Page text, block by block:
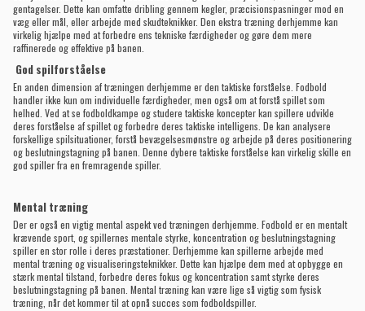
gentagelser. Dette kan omfatte dribling gennem kegler, præcisionspasninger mod en
væg eller mål, eller arbejde med skudteknikker. Den ekstra træning derhjemme kan
virkelig hjælpe med at forbedre ens tekniske færdigheder og gøre dem mere
raffinerede og effektive på banen.
God spilforståelse
En anden dimension af træningen derhjemme er den taktiske forståelse. Fodbold
handler ikke kun om individuelle færdigheder, men også om at forstå spillet som
helhed. Ved at se fodboldkampe og studere taktiske koncepter kan spillere udvikle
deres forståelse af spillet og forbedre deres taktiske intelligens. De kan analysere
forskellige spilsituationer, forstå bevægelsesmønstre og arbejde på deres positionering
og beslutningstagning på banen. Denne dybere taktiske forståelse kan virkelig skille en
god spiller fra en fremragende spiller.
Mental træning
Der er også en vigtig mental aspekt ved træningen derhjemme. Fodbold er en mentalt
krævende sport, og spillernes mentale styrke, koncentration og beslutningstagning
spiller en stor rolle i deres præstationer. Derhjemme kan spillerne arbejde med
mental træning og visualiseringsteknikker. Dette kan hjælpe dem med at opbygge en
stærk mental tilstand, forbedre deres fokus og koncentration samt styrke deres
beslutningstagning på banen. Mental træning kan være lige så vigtig som fysisk
træning, når det kommer til at opnå succes som fodboldspiller.